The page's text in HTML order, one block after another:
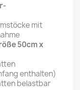
mit
50cm x
enthalten)
belastbar